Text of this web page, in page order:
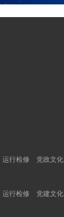
运行检修 党政文化
运行检修 党建文化